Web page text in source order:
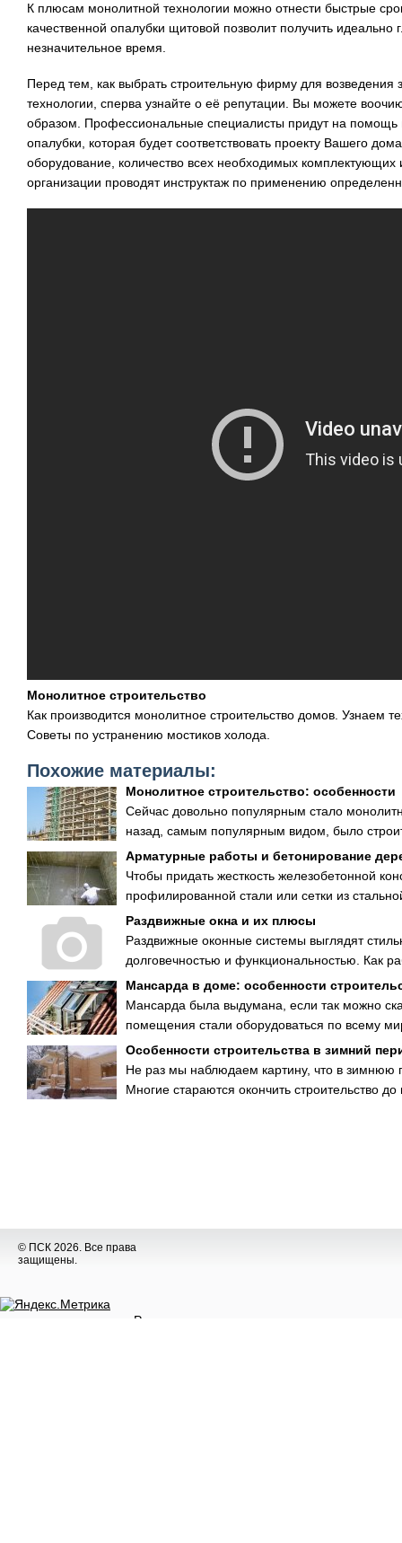
К плюсам монолитной технологии можно отнести быстрые
качественной опалубки щитовой позволит получить идеально
незначительное время.
Перед тем, как выбрать строительную фирму для
технологии, сперва узнайте о её репутации. Вы можете
образом. Профессиональные специалисты придут на помощь
опалубки, которая будет соответствовать проекту Вашего
оборудование, количество всех необходимых комплектующих
организации проводят инструктаж по применению
Монолитное строительство
Как производится монолитное строительство домов. Узнаем
Советы по устранению мостиков холода.
Похожие материалы:
Монолитное строительство: особенности
Сейчас довольно популярным стало
назад, самым популярным видом, было
Арматурные работы и бетонирование
Чтобы придать жесткость железобетонной
профилированной стали или сетки из
Раздвижные окна и их плюсы
Раздвижные оконные системы выглядят
долговечностью и функциональностью. Как
Мансарда в доме: особенности
Мансарда была выдумана, если так можно
помещения стали оборудоваться по всему
Особенности строительства в зимний
Не раз мы наблюдаем картину, что в зимнюю
Многие стараются окончить строительство
© ПСК 2026. Все права
защищены.
Разное